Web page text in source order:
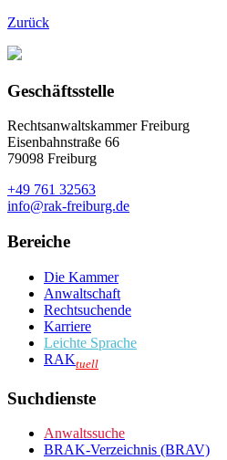
Zurück
Geschäftsstelle
Rechtsanwaltskammer Freiburg
Eisenbahnstraße 66
79098 Freiburg
+49 761 32563
info@rak-freiburg.de
Bereiche
Die Kammer
Anwaltschaft
Rechtsuchende
Karriere
Leichte Sprache
RAKtuell
Suchdienste
Anwaltssuche
BRAK-Verzeichnis (BRAV)